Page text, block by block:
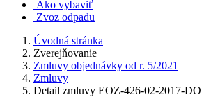
Ako vybaviť
Zvoz odpadu
Úvodná stránka
Zverejňovanie
Zmluvy objednávky od r. 5/2021
Zmluvy
Detail zmluvy EOZ-426-02-2017-DO